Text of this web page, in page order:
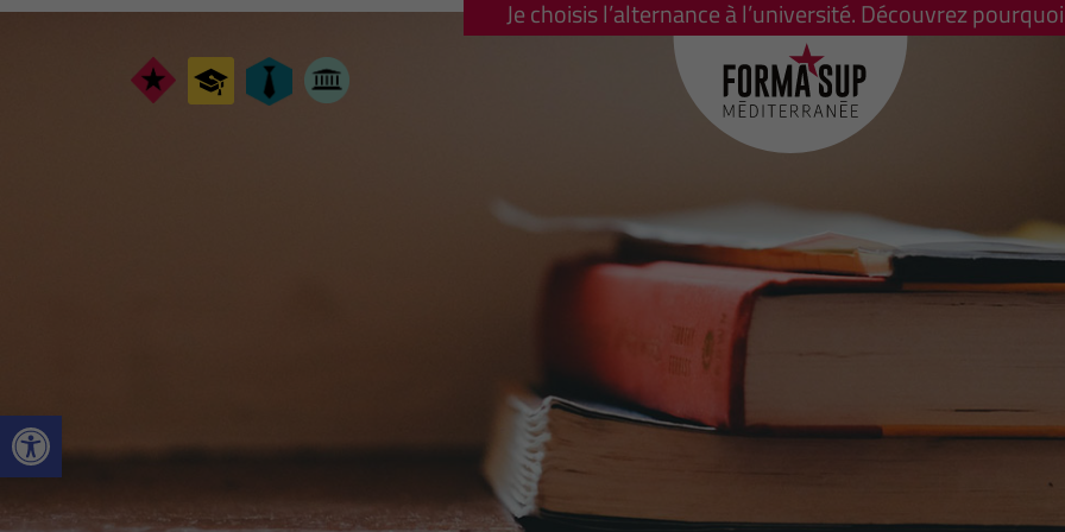
Ouvrir la barre d’outils
Je choisis l’alternance à l’université. Découvrez